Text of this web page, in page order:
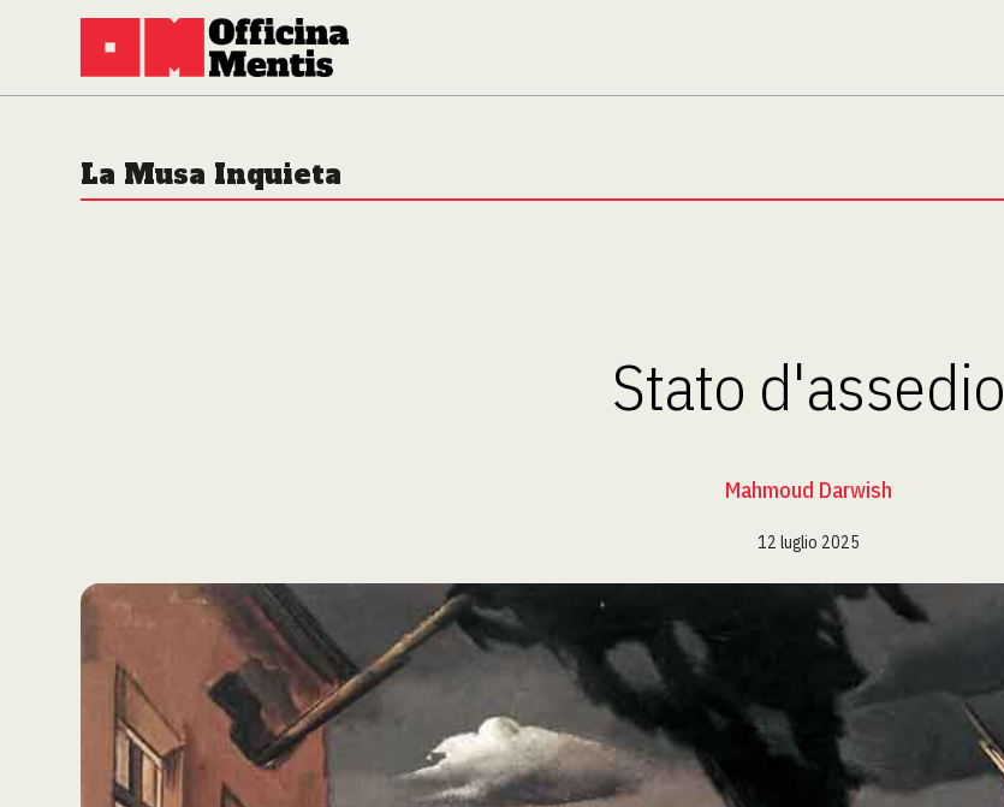
La Musa Inquieta
Stato d'assedio
Mahmoud Darwish
12 luglio 2025